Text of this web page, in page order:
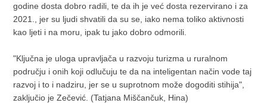
godine dosta dobro radili, te da ih je već dosta rezervirano i za
2021., jer su ljudi shvatili da su se, iako nema toliko aktivnosti
kao ljeti i na moru, ipak tu jako dobro odmorili.
"Ključna je uloga upravljača u razvoju turizma u ruralnom
području i onih koji odlučuju te da na inteligentan način vode taj
razvoj i to i nadziru, jer se u suprotnom može dogoditi stihija",
zaključio je Zečević. (Tatjana Miščančuk, Hina)